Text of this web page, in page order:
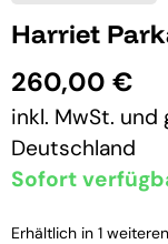
Harriet
260,00 €
inkl. MwSt. und
Deutschland
Sofort
Erhältlich in 1